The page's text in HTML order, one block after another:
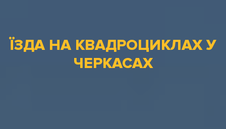
ЇЗДА НА КВАДРОЦИКЛАХ У
ЧЕРКАСАХ